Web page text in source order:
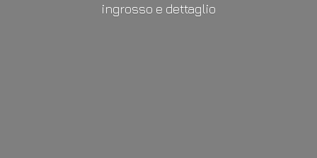
ingrosso e dettaglio